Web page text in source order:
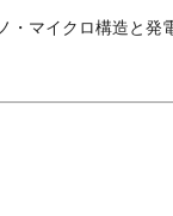
・マイクロ構造と発